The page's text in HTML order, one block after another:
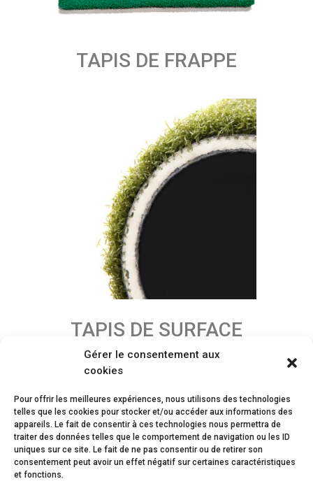
Gérer le consentement aux
cookies
Pour offrir les meilleures expériences, nous utilisons des technologies
telles que les cookies pour stocker et/ou accéder aux informations des
appareils. Le fait de consentir à ces technologies nous permettra de
traiter des données telles que le comportement de navigation ou les ID
uniques sur ce site. Le fait de ne pas consentir ou de retirer son
consentement peut avoir un effet négatif sur certaines caractéristiques
et fonctions.
TAPIS DE FRAPPE
TAPIS DE SURFACE
LIQUIDASIM
9555, 10e Avenue